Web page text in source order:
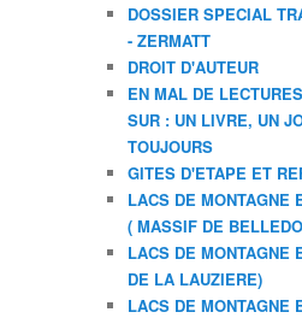
DOSSIER SPECIAL
- ZERMATT
DROIT D'AUTEUR
EN MAL DE
SUR : UN LIVRE, UN
TOUJOURS
GITES D'ETAPE ET
LACS DE MONTAGNE
( MASSIF DE
LACS DE MONTAGNE
DE LA LAUZIERE)
LACS DE MONTAGNE